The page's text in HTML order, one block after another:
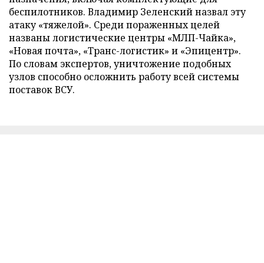
беспилотников. Владимир Зеленский назвал эту
атаку «тяжелой». Среди пораженных целей
названы логистические центры «МЛП-Чайка»,
«Новая почта», «Транс-логистик» и «Эпицентр».
По словам экспертов, уничтожение подобных
узлов способно осложнить работу всей системы
поставок ВСУ.